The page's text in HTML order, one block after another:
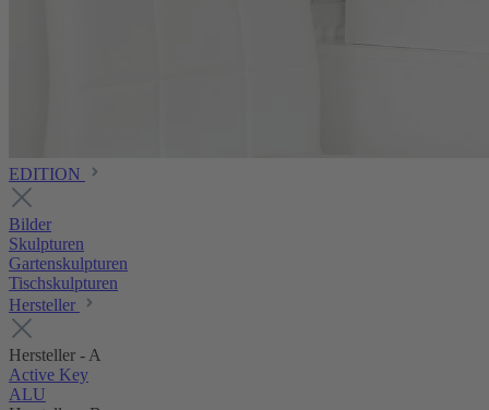
EDITION
Bilder
Skulpturen
Gartenskulpturen
Tischskulpturen
Hersteller
Hersteller - A
Active Key
ALU